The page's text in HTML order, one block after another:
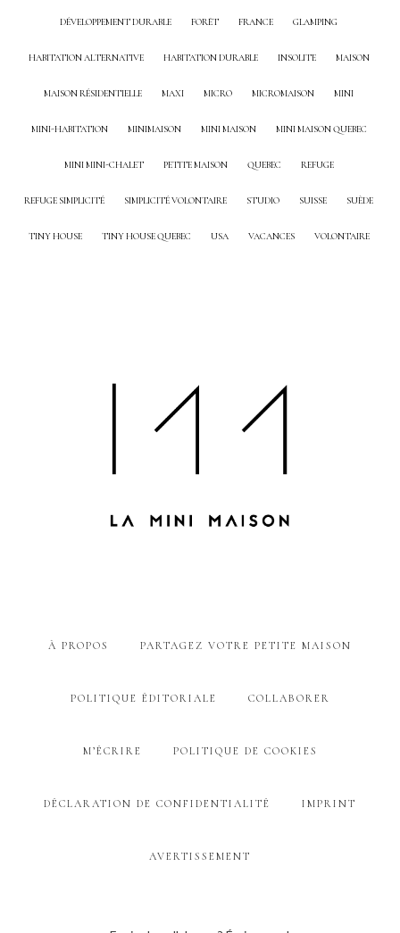
DÉVELOPPEMENT DURABLE FORÊT FRANCE GLAMPING
HABITATION ALTERNATIVE HABITATION DURABLE INSOLITE MAISON
MAISON RÉSIDENTIELLE MAXI MICRO MICROMAISON MINI
MINI-HABITATION MINIMAISON MINI MAISON MINI MAISON QUEBEC
MINI MINI-CHALET PETITE MAISON QUEBEC REFUGE
REFUGE SIMPLICITÉ SIMPLICITÉ VOLONTAIRE STUDIO SUISSE SUÈDE
TINY HOUSE TINY HOUSE QUEBEC USA VACANCES VOLONTAIRE
À PROPOS PARTAGEZ VOTRE PETITE MAISON
POLITIQUE ÉDITORIALE COLLABORER
M’ÉCRIRE POLITIQUE DE COOKIES
DÉCLARATION DE CONFIDENTIALITÉ IMPRINT
AVERTISSEMENT